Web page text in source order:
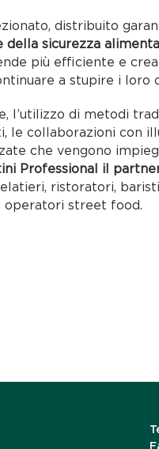
distribuito
della sicurezza
più efficiente e
a stupire i loro
l’utilizzo di metodi
le collaborazioni con
che vengono
Professional il
ristoratori,
operatori street food.